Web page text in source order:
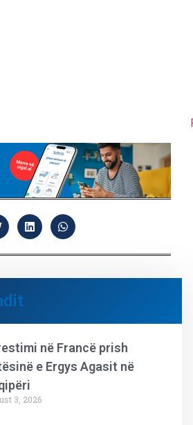
në Francë prish
e Ergys Agasit në
3, 2026